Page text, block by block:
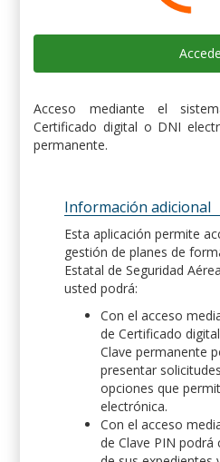
Acceso mediante el
Certificado digital o DNI
permanente.
Información adicional
Esta aplicación permite
gestión de planes de
Estatal de Seguridad
usted podrá:
Con el acceso
de Certificado
Clave permanente
presentar
opciones que
electrónica.
Con el acceso
de Clave PIN